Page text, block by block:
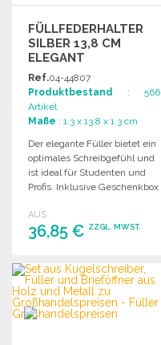
FÜLLFEDERHALTER
SILBER 13,8 CM
ELEGANT
Ref.04-44807
Produktbestand : 566
Artikel
Maße : 1.3 x 13.8 x 1.3 cm
Der elegante Füller bietet ein
optimales Schreibgefühl und
ist ideal für Studenten und
Profis. Inklusive Geschenkbox
AUS
36,85 € ZZGL. MWST.
BESTELLEN
Angebot anfordern